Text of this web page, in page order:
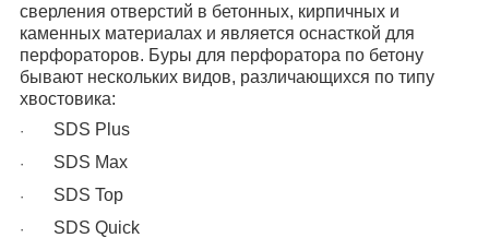
сверления отверстий в бетонных, кирпичных и
каменных материалах и является оснасткой для
перфораторов. Буры для перфоратора по бетону
бывают нескольких видов, различающихся по типу
хвостовика:
· SDS Plus
· SDS Max
· SDS Top
· SDS Quick